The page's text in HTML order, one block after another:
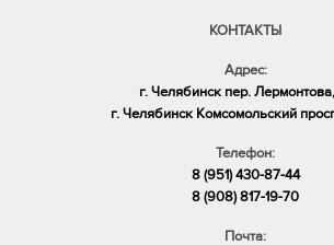
КОНТАКТЫ
Адрес:
г. Челябинск пер.
​г. Челябинск Комсомольский
Телефон:
8 (951) 430-87-44
8 (908) 817-19-70
Почта: